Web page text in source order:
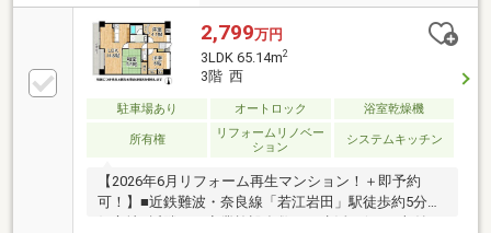
2,799万円
3LDK 65.14m2
3階 西
駐車場あり オートロック 浴室乾燥機
所有権
リフォームリノベー
ション
システムキッチン
【2026年6月リフォーム再生マンション！＋即予約
可！】■近鉄難波・奈良線「若江岩田」駅徒歩約5分の
好立地■近隣には商業施設多数あり生活至便！■収納ス